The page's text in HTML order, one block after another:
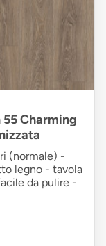
Charming
(normale) -
legno - tavola
da pulire -